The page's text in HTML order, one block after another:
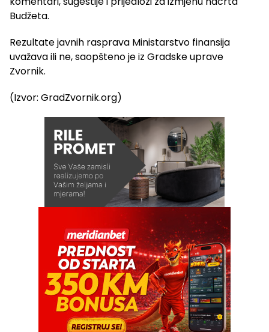
Budžeta.
Rezultate javnih rasprava Ministarstvo finansija
uvažava ili ne, saopšteno je iz Gradske uprave
Zvornik.
(Izvor: GradZvornik.org)